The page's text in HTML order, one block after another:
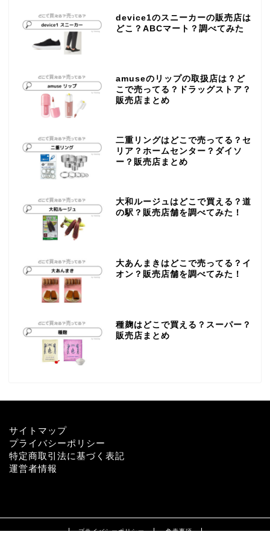
device1のスニーカーの販売店は
どこ？ABCマート？調べてみた
amuseのリップの取扱店は？ど
こで売ってる？ドラッグストア？
販売店まとめ
二重リングはどこで売ってる？セ
リア？ホームセンター？ダイソ
ー？販売店まとめ
大和ルージュはどこで買える？道
の駅？販売店舗を調べてみた！
大あんまきはどこで売ってる？イ
オン？販売店舗を調べてみた！
種麹はどこで買える？スーパー？
販売店まとめ
サイトマップ
プライバシーポリシー
特定商取引法に基づく表記
運営者情報
プライバシーポリシー 免責事項